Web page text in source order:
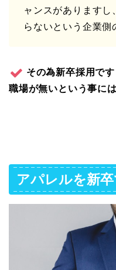
ャンスがありますし
らないという企業側
その為新卒採用で
職場が無いという事に
アパレルを新